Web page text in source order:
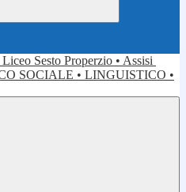
Liceo Sesto Properzio • Assisi
SOCIALE • LINGUISTICO •